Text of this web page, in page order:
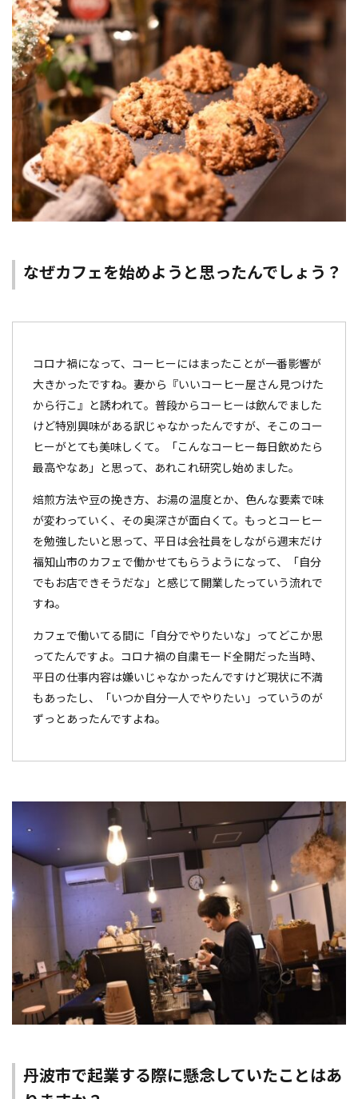
なぜカフェを始めようと思ったんでしょう？
コロナ禍になって、コーヒーにはまったことが一番影響が
大きかったですね。妻から『いいコーヒー屋さん見つけた
から行こ』と誘われて。普段からコーヒーは飲んでました
けど特別興味がある訳じゃなかったんですが、そこのコー
ヒーがとても美味しくて。「こんなコーヒー毎日飲めたら
最高やなあ」と思って、あれこれ研究し始めました。
焙煎方法や豆の挽き方、お湯の温度とか、色んな要素で味
が変わっていく、その奥深さが面白くて。もっとコーヒー
を勉強したいと思って、平日は会社員をしながら週末だけ
福知山市のカフェで働かせてもらうようになって、「自分
でもお店できそうだな」と感じて開業したっていう流れで
すね。
カフェで働いてる間に「自分でやりたいな」ってどこか思
ってたんですよ。コロナ禍の自粛モード全開だった当時、
平日の仕事内容は嫌いじゃなかったんですけど現状に不満
もあったし、「いつか自分一人でやりたい」っていうのが
ずっとあったんですよね。
丹波市で起業する際に懸念していたことはあ